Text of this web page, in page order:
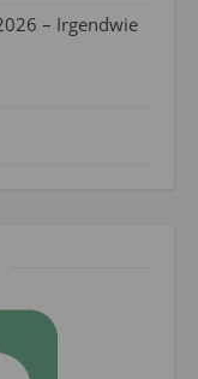
– Irgendwie